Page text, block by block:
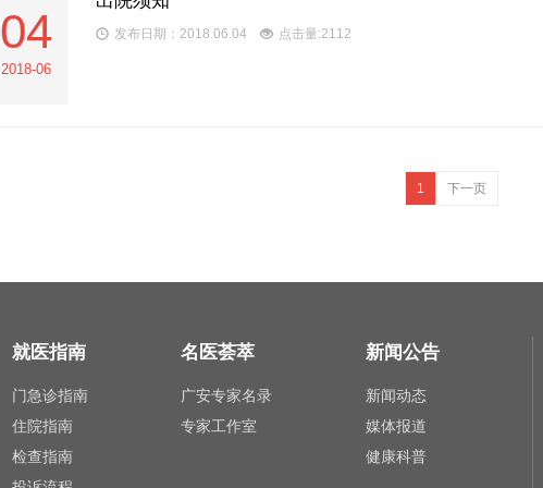
04
2018-06
发布日期：2018.06.04 点击量:2112
1 下一页
就医指南
门急诊指南
住院指南
检查指南
名医荟萃
广安专家名录
专家工作室
新闻公告
新闻动态
媒体报道
健康科普